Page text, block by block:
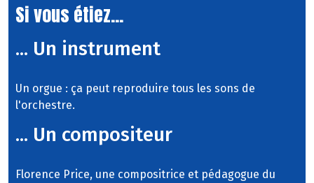
Si vous étiez...
... Un instrument
Un orgue : ça peut reproduire tous les sons de
l'orchestre.
... Un compositeur
Florence Price, une compositrice et pédagogue du